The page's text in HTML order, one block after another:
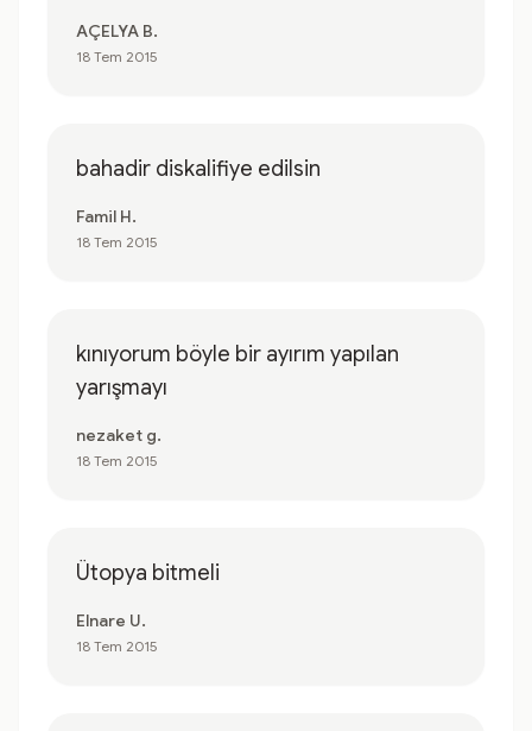
AÇELYA B.
18 Tem 2015
bahadir diskalifiye edilsin
Famil H.
18 Tem 2015
kınıyorum böyle bir ayırım yapılan
yarışmayı
nezaket g.
18 Tem 2015
Ütopya bitmeli
Elnare U.
18 Tem 2015